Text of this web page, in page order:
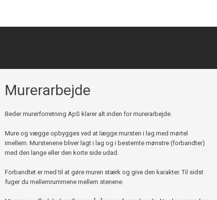
Murerarbejde​
​Beder murerforretning ApS klarer alt inden for murerarbejde.
Mure og vægge opbygges ved at lægge mursten i lag med mørtel
imellem. Murstenene bliver lagt i lag og i bestemte mønstre (forbandter)
med den lange eller den korte side udad.​
​Forbandtet er med til at gøre muren stærk og give den karakter. Til sidst
fuger du mellemrummene mellem stenene.